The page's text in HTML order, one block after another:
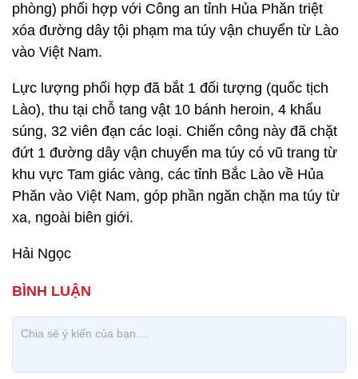
phòng) phối hợp với Công an tỉnh Hủa Phăn triệt
xóa đường dây tội phạm ma túy vận chuyển từ Lào
vào Việt Nam.
Lực lượng phối hợp đã bắt 1 đối tượng (quốc tịch
Lào), thu tại chỗ tang vật 10 bánh heroin, 4 khẩu
súng, 32 viên đạn các loại. Chiến công này đã chặt
đứt 1 đường dây vận chuyển ma túy có vũ trang từ
khu vực Tam giác vàng, các tỉnh Bắc Lào về Hủa
Phăn vào Việt Nam, góp phần ngăn chặn ma túy từ
xa, ngoài biên giới.
Hải Ngọc